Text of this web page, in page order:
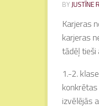
BYJUSTĪNE
Karjeras
karjeras
tādēļ tieši
1.-2.
izvēlējās